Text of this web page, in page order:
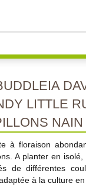
LITTLE
NAIN
à floraison
A planter en
de différentes
à la culture en